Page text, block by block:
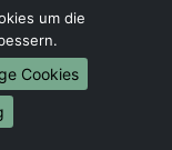
um die
Cookies